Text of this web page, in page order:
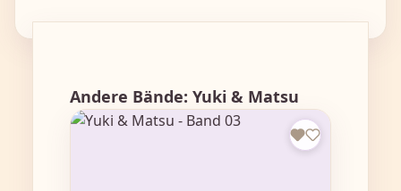
Produktgalerie überspringen
Andere Bände: Yuki & Matsu